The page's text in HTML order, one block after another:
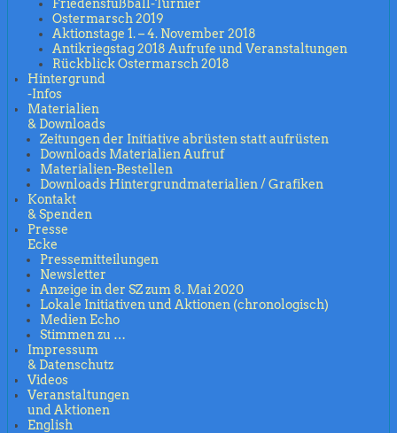
Friedensfußball-Turnier
Ostermarsch 2019
Aktionstage 1. – 4. November 2018
Antikriegstag 2018 Aufrufe und Veranstaltungen
Rückblick Ostermarsch 2018
Hintergrund
-Infos
Materialien
& Downloads
Zeitungen der Initiative abrüsten statt aufrüsten
Downloads Materialien Aufruf
Materialien-Bestellen
Downloads Hintergrundmaterialien / Grafiken
Kontakt
& Spenden
Presse
Ecke
Pressemitteilungen
Newsletter
Anzeige in der SZ zum 8. Mai 2020
Lokale Initiativen und Aktionen (chronologisch)
Medien Echo
Stimmen zu …
Impressum
& Datenschutz
Videos
Veranstaltungen
und Aktionen
English